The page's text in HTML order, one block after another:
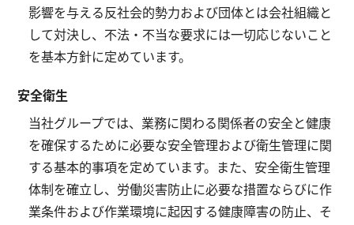
影響を与える反社会的勢力および団体とは会社組織と
して対決し、不法・不当な要求には一切応じないこと
を基本方針に定めています。
安全衛生
当社グループでは、業務に関わる関係者の安全と健康
を確保するために必要な安全管理および衛生管理に関
する基本的事項を定めています。また、安全衛生管理
体制を確立し、労働災害防止に必要な措置ならびに作
業条件および作業環境に起因する健康障害の防止、そ